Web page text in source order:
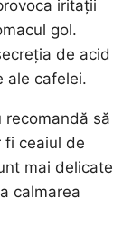
iritații
gol.
de acid
ale cafelei.
recomandă să
fi ceaiul de
mai delicate
calmarea